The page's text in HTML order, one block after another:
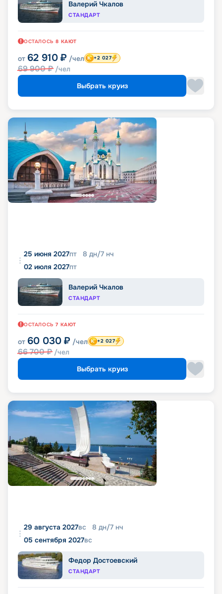
Валерий Чкалов
СТАНДАРТ
ОСТАЛОСЬ 8 КАЮТ
от 62 910 ₽ /чел
69 900₽ /чел
+2 027
Выбрать круиз
25 июня 2027пт 8 дн/7 нч
02 июля 2027пт
Валерий Чкалов
СТАНДАРТ
ОСТАЛОСЬ 7 КАЮТ
от 60 030 ₽ /чел
66 700₽ /чел
+2 027
Выбрать круиз
29 августа 2027вс 8 дн/7 нч
05 сентября 2027вс
Федор Достоевский
СТАНДАРТ